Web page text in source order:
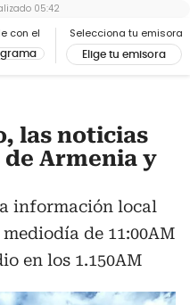
con el Selecciona tu emisora
Elige tu emisora
05:42
las noticias
Armenia y
información local
de 11:00AM
en los 1.150AM